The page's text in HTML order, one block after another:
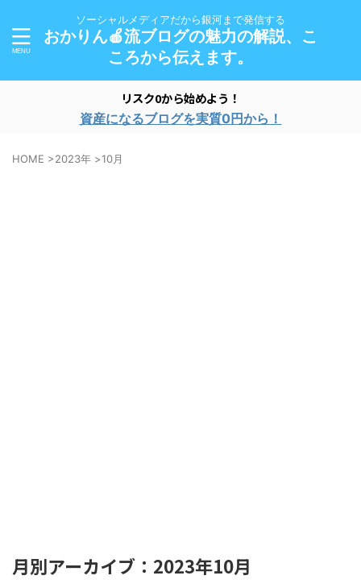
ソーシャルメディアだから銀河まで発信する
おかりん🍎流ブログの魅力の解説、こ
ころから伝えます。
リスク0から始めよう！
資産になるブログを実質0円から！
HOME >2023年 >10月
月別アーカイブ：2023年10月